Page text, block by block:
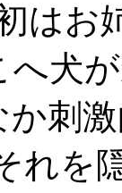
は
へ犬
刺
れを